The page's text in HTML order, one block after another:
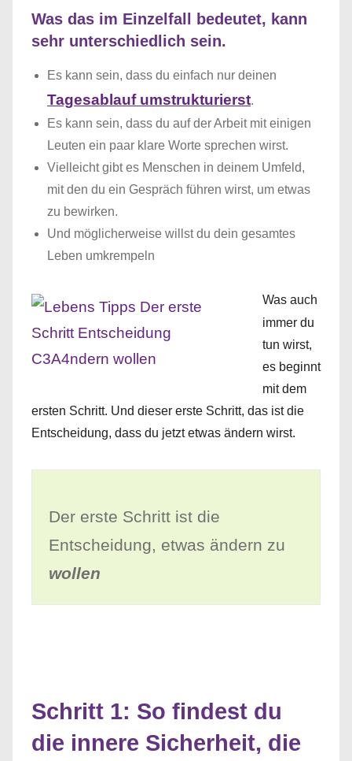
Was das im Einzelfall bedeutet, kann
sehr unterschiedlich sein.
Es kann sein, dass du einfach nur deinen
Tagesablauf umstrukturierst.
Es kann sein, dass du auf der Arbeit mit einigen
Leuten ein paar klare Worte sprechen wirst.
Vielleicht gibt es Menschen in deinem Umfeld,
mit den du ein Gespräch führen wirst, um etwas
zu bewirken.
Und möglicherweise willst du dein gesamtes
Leben umkrempeln
Was auch
immer du
tun wirst,
es beginnt
mit dem
ersten Schritt. Und dieser erste Schritt, das ist die
Entscheidung, dass du jetzt etwas ändern wirst.
Der erste Schritt ist die
Entscheidung, etwas ändern zu
wollen
Schritt 1: So findest du
die innere Sicherheit, die